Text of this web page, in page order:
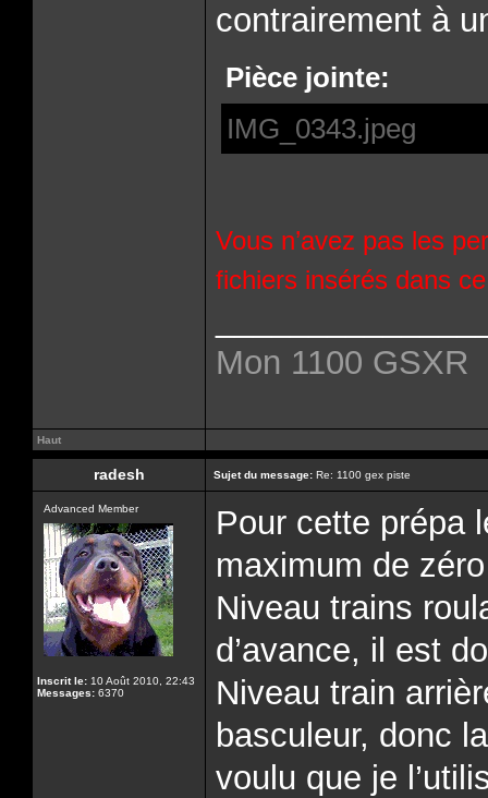
contrairement à
Pièce jointe:
IMG_0343.jpeg
Vous n’avez pas les
fichiers insérés dans
Mon 1100 GSXR
Haut
radesh Sujet du message: Re: 1100 gex piste
Advanced Member
Inscrit le: 10 Août 2010, 22:43
Messages: 6370
Pour cette prépa
maximum de
Niveau trains
d’avance, il est
Niveau train
basculeur, donc
voulu que je